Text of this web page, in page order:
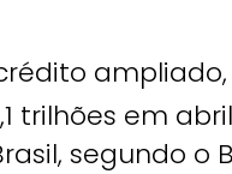
trilhões em
segundo o